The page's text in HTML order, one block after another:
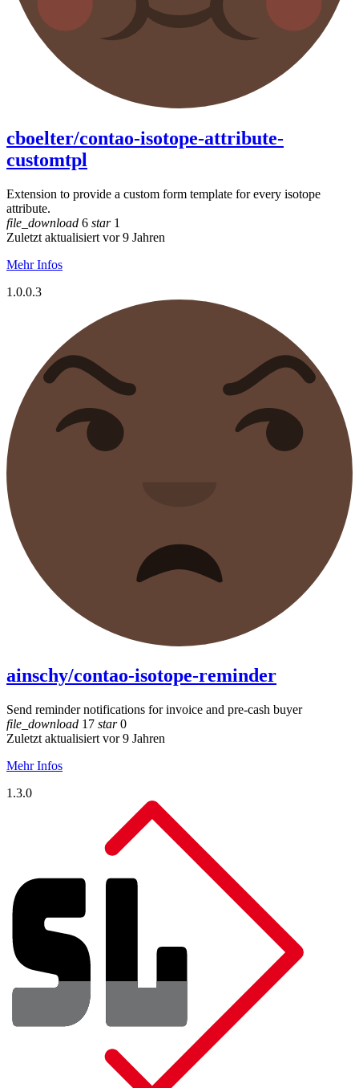
cboelter/contao-isotope-attribute-
customtpl
Extension to provide a custom form template for every isotope
attribute.
file_download 6 star1
Zuletzt aktualisiert vor 9 Jahren
Mehr Infos
1.0.0.3
ainschy/contao-isotope-reminder
Send reminder notifications for invoice and pre-cash buyer
file_download 17 star0
Zuletzt aktualisiert vor 9 Jahren
Mehr Infos
1.3.0